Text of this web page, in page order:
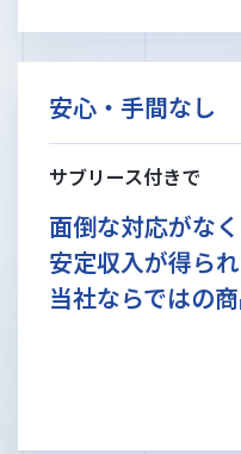
安心・手間なし
サブリース付きで
面倒な対応がなく
安定収入が得ら
当社ならではの